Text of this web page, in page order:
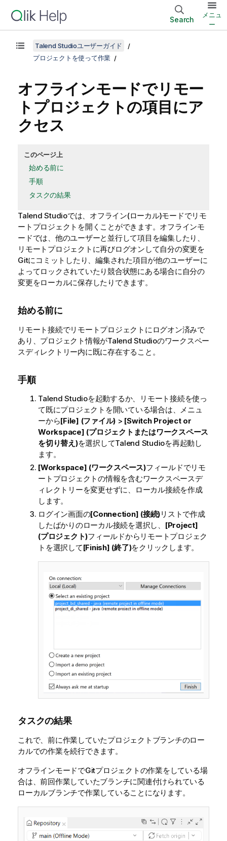
Search
メニュ
ー
Talend Studioユーザーガイド
プロジェクトを使って作業
オフラインモードでリモー
トプロジェクトの項目にア
クセス
このページ上
始める前に
手順
タスクの結果
Talend Studioでは、オフライン(ローカル)モードでリモ
ートプロジェクトを開くことができます。オフラインモ
ードでは、他のユーザーと並行して項目を編集したり、
リモートプロジェクトに再びログオンして自分の変更を
Gitにコミットしたり、編集された項目が他のユーザーに
よってロックされていたり競合状態にある場合に自分の
変更をローカルに保存したりできます。
始める前に
リモート接続でリモートプロジェクトにログオン済みで
あり、プロジェクト情報がTalend Studioのワークスペー
スディレクトリー内に既に存在すること。
手順
Talend Studioを起動するか、リモート接続を使っ
て既にプロジェクトを開いている場合は、メニュ
ーから[File] (ファイル) > [Switch Project or
Workspace] (プロジェクトまたはワークスペース
を切り替え)を選択してTalend Studioを再起動し
ます。
[Workspace] (ワークスペース)フィールドでリモ
ートプロジェクトの情報を含むワークスペースデ
ィレクトリーを変更せずに、ローカル接続を作成
します。
ログイン画面の[Connection] (接続)リストで作成
したばかりのローカル接続を選択し、 [Project]
(プロジェクト)フィールドからリモートプロジェク
トを選択して[Finish] (終了)をクリックします。
タスクの結果
これで、前に作業していたプロジェクトブランチのロー
カルでの作業を続行できます。
オフラインモードでGitプロジェクトの作業をしている場
合は、前回作業していたブランチに関連付けられている
ローカルブランチで作業していることになります。